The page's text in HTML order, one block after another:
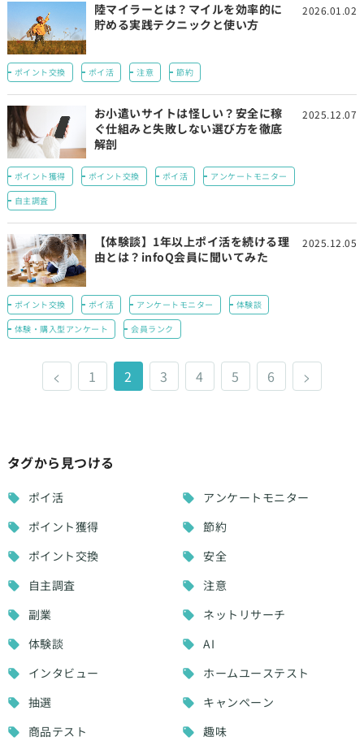
陸マイラーとは？マイルを効率的に
貯める実践テクニックと使い方
2026.01.02
ポイント交換 ポイ活 注意 節約
お小遣いサイトは怪しい？安全に稼
ぐ仕組みと失敗しない選び方を徹底
解剖
2025.12.07
ポイント獲得 ポイント交換 ポイ活
アンケートモニター
自主調査
【体験談】1年以上ポイ活を続ける理
由とは？infoQ会員に聞いてみた
2025.12.05
ポイント交換 ポイ活 アンケートモニター
体験談
体験・購入型アンケート
会員ランク
< 1 2 3 4 5 6 >
タグから見つける
ポイ活
アンケートモニター
ポイント獲得
節約
ポイント交換
安全
自主調査
注意
副業
ネットリサーチ
体験談
AI
インタビュー
ホームユーステスト
抽選
キャンペーン
商品テスト
趣味